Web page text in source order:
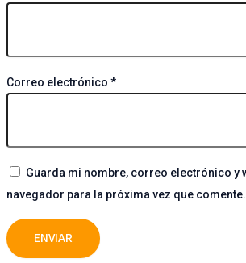
Correo electrónico *
Guarda mi nombre, correo electrónico y
navegador para la próxima vez que comente.